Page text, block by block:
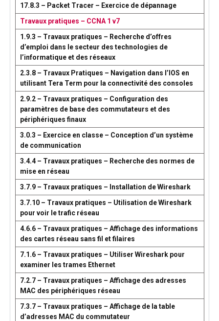
17.8.3 – Packet Tracer – Exercice de dépannage
Travaux pratiques – CCNA 1 v7
1.9.3 – Travaux pratiques – Recherche d’offres
d’emploi dans le secteur des technologies de
l’informatique et des réseaux
2.3.8 – Travaux Pratiques – Navigation dans l’IOS en
utilisant Tera Term pour la connectivité des consoles
2.9.2 – Travaux pratiques – Configuration des
paramètres de base des commutateurs et des
périphériques finaux
3.0.3 – Exercice en classe – Conception d’un système
de communication
3.4.4 – Travaux pratiques – Recherche des normes de
mise en réseau
3.7.9 – Travaux pratiques – Installation de Wireshark
3.7.10 – Travaux pratiques – Utilisation de Wireshark
pour voir le trafic réseau
4.6.6 – Travaux pratiques – Affichage des informations
des cartes réseau sans fil et filaires
7.1.6 – Travaux pratiques – Utiliser Wireshark pour
examiner les trames Ethernet
7.2.7 – Travaux pratiques – Affichage des adresses
MAC des périphériques réseau
7.3.7 – Travaux pratiques – Affichage de la table
d’adresses MAC du commutateur